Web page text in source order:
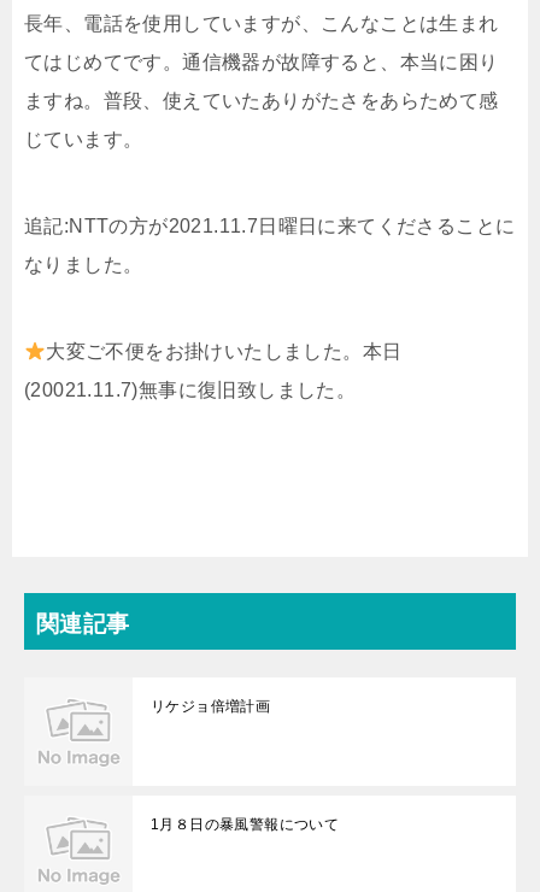
長年、電話を使用していますが、こんなことは生まれ
てはじめてです。通信機器が故障すると、本当に困り
ますね。普段、使えていたありがたさをあらためて感
じています。
追記:NTTの方が2021.11.7日曜日に来てくださることに
なりました。
大変ご不便をお掛けいたしました。本日
(20021.11.7)無事に復旧致しました。
関連記事
リケジョ倍増計画
1月８日の暴風警報について